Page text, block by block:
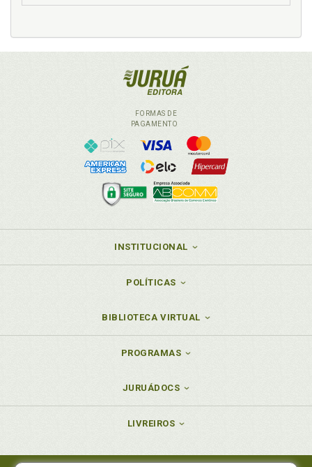
FORMAS DE
PAGAMENTO
INSTITUCIONAL
POLÍTICAS
BIBLIOTECA VIRTUAL
PROGRAMAS
JURUÁDOCS
LIVREIROS